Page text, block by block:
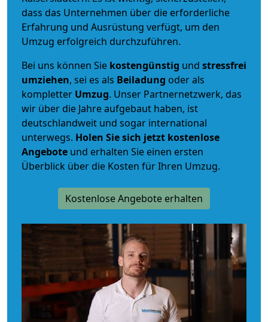
dass das Unternehmen über die erforderliche
Erfahrung und Ausrüstung verfügt, um den
Umzug erfolgreich durchzuführen.
Bei uns können Sie kostengünstig und stressfrei
umziehen, sei es als Beiladung oder als
kompletter Umzug. Unser Partnernetzwerk, das
wir über die Jahre aufgebaut haben, ist
deutschlandweit und sogar international
unterwegs. Holen Sie sich jetzt kostenlose
Angebote und erhalten Sie einen ersten
Überblick über die Kosten für Ihren Umzug.
Kostenlose Angebote erhalten